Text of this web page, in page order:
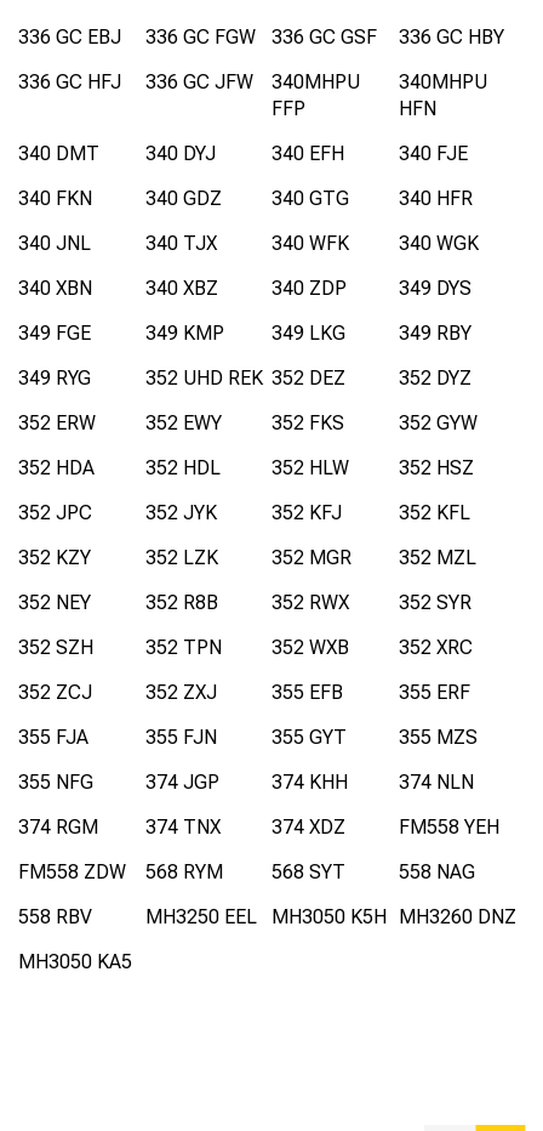
336 GC EBJ
336 GC FGW 336 GC GSF
336 GC HBY
336 GC HFJ
336 GC JFW
340MHPU
FFP
340MHPU
HFN
340 DMT
340 DYJ 340 EFH
340 FJE
340 FKN
340 GDZ 340 GTG
340 HFR
340 JNL
340 TJX 340 WFK
340 WGK
340 XBN
340 XBZ 340 ZDP
349 DYS
349 FGE
349 KMP 349 LKG
349 RBY
349 RYG
352 UHD REK 352 DEZ
352 DYZ
352 ERW
352 EWY 352 FKS
352 GYW
352 HDA
352 HDL 352 HLW
352 HSZ
352 JPC
352 JYK 352 KFJ
352 KFL
352 KZY
352 LZK 352 MGR
352 MZL
352 NEY
352 R8B 352 RWX
352 SYR
352 SZH
352 TPN 352 WXB
352 XRC
352 ZCJ
352 ZXJ 355 EFB
355 ERF
355 FJA
355 FJN 355 GYT
355 MZS
355 NFG
374 JGP 374 KHH
374 NLN
374 RGM
374 TNX 374 XDZ
FM558 YEH
FM558 ZDW
568 RYM 568 SYT
558 NAG
558 RBV
MH3250 EEL MH3050 K5H MH3260 DNZ
MH3050 KA5